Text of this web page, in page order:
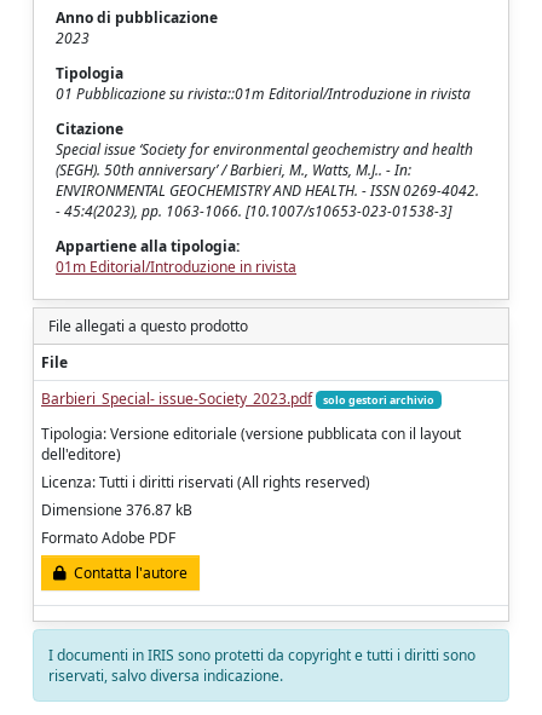
Anno di pubblicazione
2023
Tipologia
01 Pubblicazione su rivista::01m Editorial/Introduzione in rivista
Citazione
Special issue ‘Society for environmental geochemistry and health
(SEGH). 50th anniversary’ / Barbieri, M., Watts, M.J.. - In:
ENVIRONMENTAL GEOCHEMISTRY AND HEALTH. - ISSN 0269-4042.
- 45:4(2023), pp. 1063-1066. [10.1007/s10653-023-01538-3]
Appartiene alla tipologia:
01m Editorial/Introduzione in rivista
File allegati a questo prodotto
File
Barbieri_Special- issue-Society_2023.pdf
solo gestori archivio
Tipologia: Versione editoriale (versione pubblicata con il layout
dell'editore)
Licenza: Tutti i diritti riservati (All rights reserved)
Dimensione 376.87 kB
Formato Adobe PDF
Contatta l'autore
I documenti in IRIS sono protetti da copyright e tutti i diritti sono
riservati, salvo diversa indicazione.